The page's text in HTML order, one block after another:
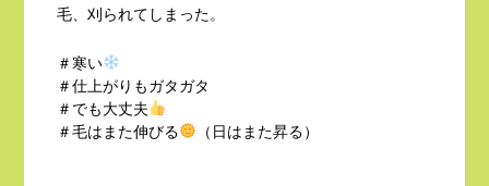
毛、刈られてしまった。
＃寒い
＃仕上がりもガタガタ
＃でも大丈夫
＃毛はまた伸びる
（日はまた昇る）